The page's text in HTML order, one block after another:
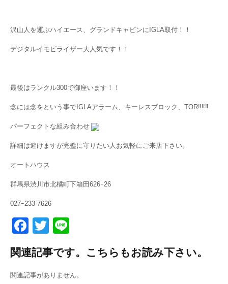
沢山人を運ぶハイエース、グランドキャビンにIGLA取付！！
デジタルイモビライザー大人気です！！
最後はランクル300で御座います！！
念には念をという事でIGLAアラーム、キーレスブロック、TOR‼‼‼
パーフェクトな組み合わせ
詳細は避けますが完璧に守りたい人お気軽にご来店下さい。
オートハウス
群馬県渋川市北橘町下箱田626ｰ26
027ｰ233-7626
F
a
c
e
T
tt
er
e
関連記事です。こちらもお読み下さい。
関連記事がありません。